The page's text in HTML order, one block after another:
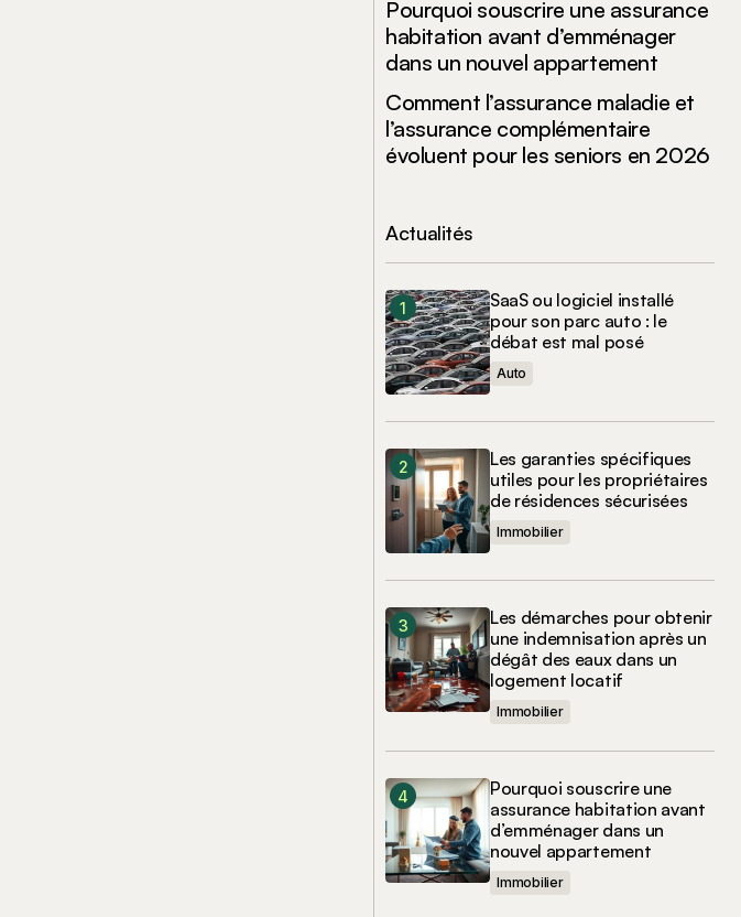
Pourquoi souscrire une assurance
habitation avant d’emménager
dans un nouvel appartement
Comment l’assurance maladie et
l’assurance complémentaire
évoluent pour les seniors en 2026
Actualités
SaaS ou logiciel installé
pour son parc auto : le
débat est mal posé
Auto
Les garanties spécifiques
utiles pour les propriétaires
de résidences sécurisées
Immobilier
Les démarches pour obtenir
une indemnisation après un
dégât des eaux dans un
logement locatif
Immobilier
Pourquoi souscrire une
assurance habitation avant
d’emménager dans un
nouvel appartement
Immobilier